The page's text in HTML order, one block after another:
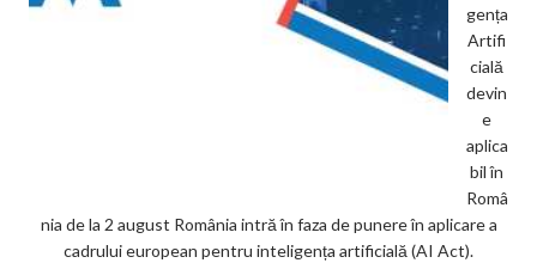
gența
Artifi
cială
devin
e
aplica
bil în
Româ
nia de la 2 august România intră în faza de punere în aplicare a
cadrului european pentru inteligența artificială (AI Act).